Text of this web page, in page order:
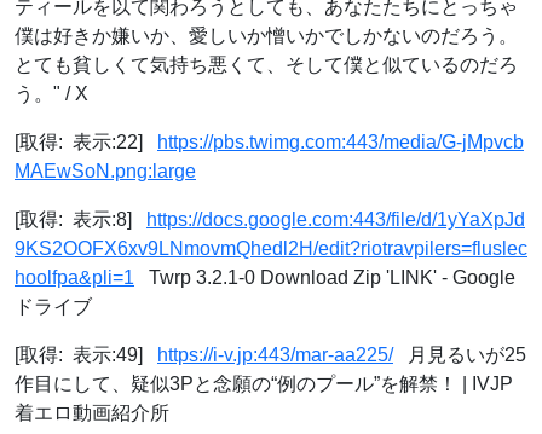
ティールを以て関わろうとしても、あなたたちにとっちゃ
僕は好きか嫌いか、愛しいか憎いかでしかないのだろう。
とても貧しくて気持ち悪くて、そして僕と似ているのだろ
う。" / X
[取得: 表示:22]
https://pbs.twimg.com:443/media/G-jMpvcb
MAEwSoN.png:large
[取得: 表示:8]
https://docs.google.com:443/file/d/1yYaXpJd
9KS2OOFX6xv9LNmovmQhedl2H/edit?riotravpilers=fluslec
hoolfpa&pli=1 Twrp 3.2.1-0 Download Zip 'LINK' - Google
ドライブ
[取得: 表示:49] https://i-v.jp:443/mar-aa225/月見るいが25
作目にして、疑似3Pと念願の“例のプール”を解禁！ | IVJP
着エロ動画紹介所